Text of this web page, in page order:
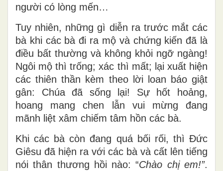
người có lòng mến…
Tuy nhiên, những gì diễn ra trước mắt các
bà khi các bà đi ra mộ và chứng kiến đã là
điều bất thường và không khỏi ngỡ ngàng!
Ngôi mộ thì trống; xác thì mất; lại xuất hiện
các thiên thần kèm theo lời loan báo giật
gân: Chúa đã sống lại! Sự hốt hoảng,
hoang mang chen lẫn vui mừng đang
mãnh liệt xâm chiếm tâm hồn các bà.
Khi các bà còn đang quá bối rối, thì Đức
Giêsu đã hiện ra với các bà và cất lên tiếng
nói thân thương hồi nào: “Chào chị em!”.